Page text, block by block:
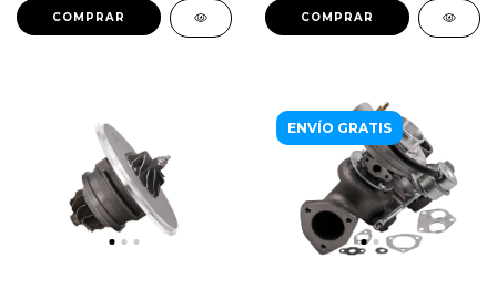
ENVÍO GRATIS